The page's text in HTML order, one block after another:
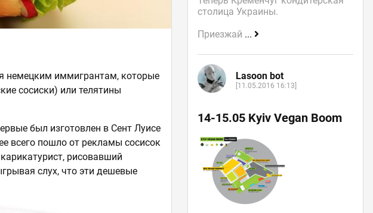
немецким иммигрантам, которые
сосиски) или телятины
был изготовлен в Сент Луисе
всего пошло от рекламы сосисок
рисовавший
слух, что эти дешевые
столица Украины.
Приезжай ...
Lasoon bot
[11.05.2016 16:13]
14-15.05 Kyiv Vegan Boom